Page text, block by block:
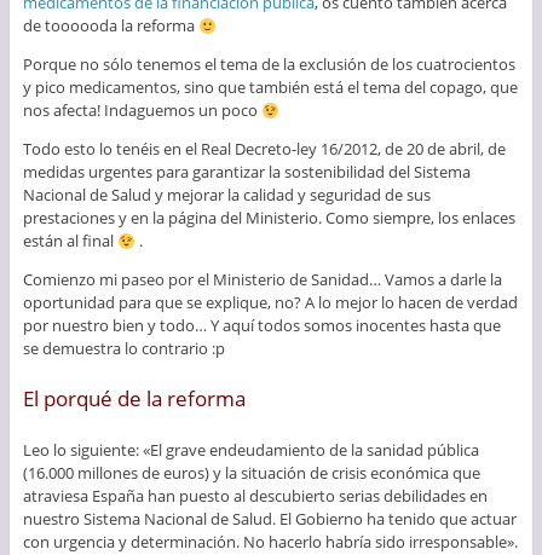
de toooooda la reforma
Porque no sólo tenemos el tema de la exclusión de los cuatrocientos
y pico medicamentos, sino que también está el tema del copago, que
nos afecta! Indaguemos un poco
Todo esto lo tenéis en el Real Decreto-ley 16/2012, de 20 de abril, de
medidas urgentes para garantizar la sostenibilidad del Sistema
Nacional de Salud y mejorar la calidad y seguridad de sus
prestaciones y en la página del Ministerio. Como siempre, los enlaces
están al final
.
Comienzo mi paseo por el Ministerio de Sanidad… Vamos a darle la
oportunidad para que se explique, no? A lo mejor lo hacen de verdad
por nuestro bien y todo… Y aquí todos somos inocentes hasta que
se demuestra lo contrario :p
El porqué de la reforma
Leo lo siguiente: «El grave endeudamiento de la sanidad pública
(16.000 millones de euros) y la situación de crisis económica que
atraviesa España han puesto al descubierto serias debilidades en
nuestro Sistema Nacional de Salud. El Gobierno ha tenido que actuar
con urgencia y determinación. No hacerlo habría sido irresponsable».